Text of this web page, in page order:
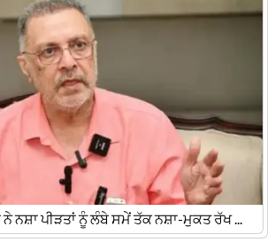
ਨਸ਼ਾ ਪੀੜਤਾਂ ਨੂੰ ਲੰਬੇ ਸਮੇਂ ਤੱਕ ਨਸ਼ਾ-ਮੁਕਤ ਰੱਖ ...